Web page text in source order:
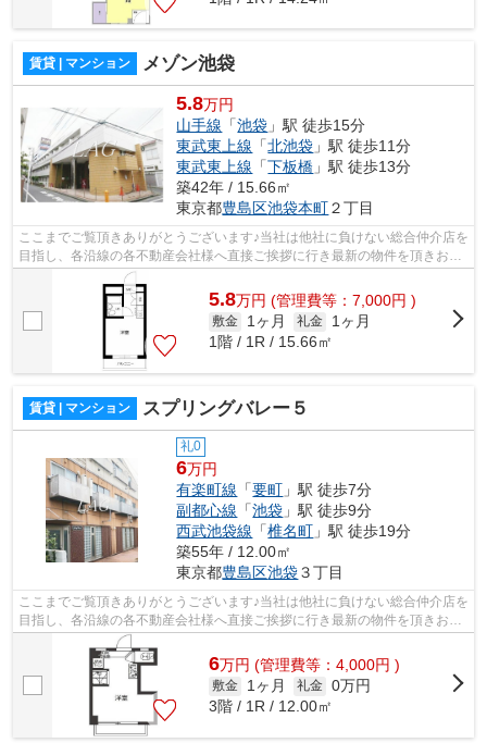
賃貸 | マンション メゾン池袋
5.8万円
山手線 「池袋 」駅 徒歩15分
東武東上線 「北池袋 」駅 徒歩11分
東武東上線 「下板橋 」駅 徒歩13分
築42年 / 15.66㎡
東京都豊島区池袋本町２丁目
ここまでご覧頂きありがとうございます♪当社は他社に負けない総合仲介店を
目指し、各沿線の各不動産会社様へ直接ご挨拶に行き最新の物件を頂きお客
様へ提供しております！最新の情報は...
5.8万円 (管理費等：7,000円 )
敷金 1ヶ月 礼金
1ヶ月
1階 / 1R / 15.66㎡
賃貸 | マンション スプリングバレー５
礼0
6万円
有楽町線 「要町 」駅 徒歩7分
副都心線 「池袋 」駅 徒歩9分
西武池袋線 「椎名町 」駅 徒歩19分
築55年 / 12.00㎡
東京都豊島区池袋３丁目
ここまでご覧頂きありがとうございます♪当社は他社に負けない総合仲介店を
目指し、各沿線の各不動産会社様へ直接ご挨拶に行き最新の物件を頂きお客
様へ提供しております！最新の情報は...
6万円 (管理費等：4,000円 )
敷金 1ヶ月 礼金 0万円
3階 / 1R / 12.00㎡